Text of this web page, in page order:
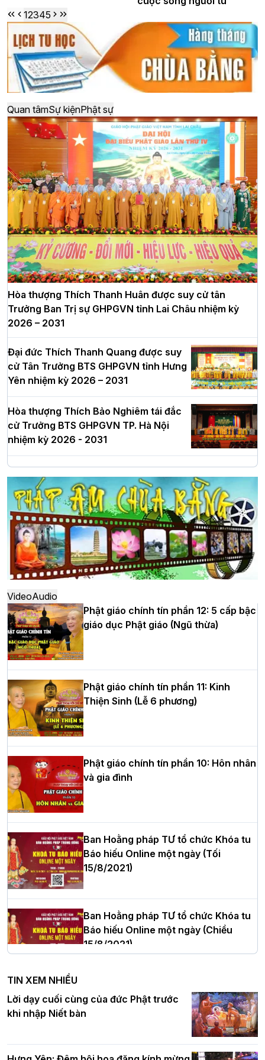
12345
Quan tâmSự kiệnPhật sự
Hòa thượng Thích Thanh Huân được suy cử tân
Trưởng Ban Trị sự GHPGVN tỉnh Lai Châu nhiệm kỳ
2026 – 2031
Đại đức Thích Thanh Quang được suy
cử Tân Trưởng BTS GHPGVN tỉnh Hưng
Yên nhiệm kỳ 2026 – 2031
Hòa thượng Thích Bảo Nghiêm tái đắc
cử Trưởng BTS GHPGVN TP. Hà Nội
nhiệm kỳ 2026 - 2031
Hà Nội: Long trọng lễ khởi công xây
dựng Trung tâm văn hóa Phật giáo Thủ
đô
Hà Nội: Ngày tu học cuối cùng khép lại
khóa sinh hoạt Phật pháp mùa hè lần
thứ XIV tại chùa Bằng
Học yêu thương trong ngày tu tập thứ
tư của Khóa sinh hoạt Phật pháp mùa
hè tại chùa Bằng
HT.Thích Thọ Lạc được suy cử làm tân
Trưởng BTS GHPGVN tỉnh Nghệ An
Hòa thượng Thích Quảng Tùng tái đắc
cử Trưởng BTS GHPGVN thành phố Hải
Phòng nhiệm kỳ 2026 – 2031
Thượng tọa Thích Tâm Chính được suy
cử tân Trưởng ban Trị sự GHPGVN tỉnh
Hà Nội: Tăng Ni Trường hạ Bồ Đề trang
nghiêm tác pháp Tiền an cư PL.2570 –
DL.2026
VideoAudio
Phật giáo chính tín phần 12: 5 cấp bậc
giáo dục Phật giáo (Ngũ thừa)
Phật giáo chính tín phần 11: Kinh
Thiện Sinh (Lễ 6 phương)
Phật giáo chính tín phần 10: Hôn nhân
và gia đình
Ban Hoằng pháp TƯ tổ chức Khóa tu
Báo hiếu Online một ngày (Tối
15/8/2021)
Ban Hoằng pháp TƯ tổ chức Khóa tu
Báo hiếu Online một ngày (Chiều
15/8/2021)
Ban Hoằng pháp TƯ tổ chức Khóa tu
Báo hiếu Online một ngày (Sáng
15/8/2021)
TIN XEM NHIỀU
Lời dạy cuối cùng của đức Phật trước
khi nhập Niết bàn